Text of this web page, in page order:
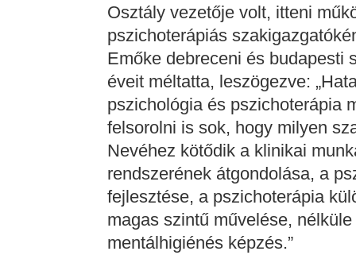
Osztály vezetője volt, itteni
pszichoterápiás
Emőke debreceni és budapesti
éveit méltatta, leszögezve:
pszichológia és pszichoterápia
felsorolni is sok, hogy milyen
Nevéhez kötődik a klinikai
rendszerének átgondolása, a
fejlesztése, a pszichoterápia
magas szintű művelése,
mentálhigiénés képzés.”